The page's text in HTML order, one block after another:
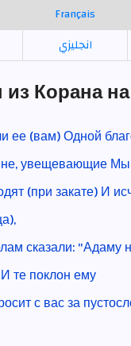
Français
انجليزي
Корана
ее (вам) Одной
увещевающие Мы
(при закате) И
сказали: "Адаму
те поклон ему
с вас за